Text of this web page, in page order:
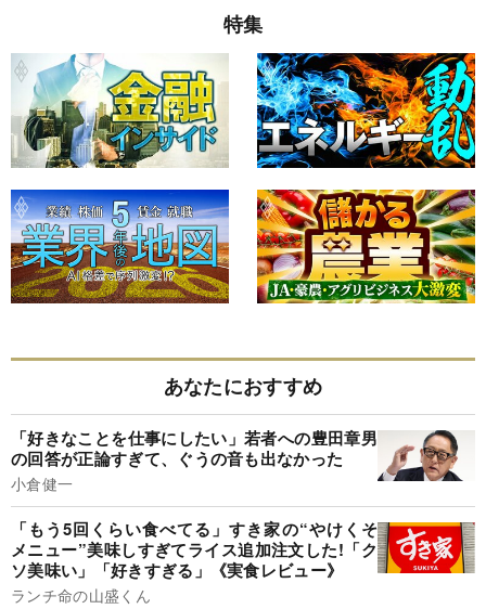
特集
あなたにおすすめ
「好きなことを仕事にしたい」若者への豊田章男
の回答が正論すぎて、ぐうの音も出なかった
小倉健一
「もう5回くらい食べてる」すき家の“やけくそ
メニュー”美味しすぎてライス追加注文した!「ク
ソ美味い」「好きすぎる」《実食レビュー》
ランチ命の山盛くん